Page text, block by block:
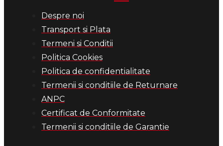
Despre noi
Transport si Plata
Termeni si Conditii
Politica Cookies
Politica de confidentialitate
Termenii si conditiile de Returnare
ANPC
Certificat de Conformitate
Termenii si conditiile de Garantie